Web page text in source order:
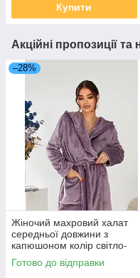
Купити
Акційні пропозиції та
–28%
Жіночий махровий халат
середньої довжини з
капюшоном колір світло-
бузковий (фреза) М розмір
46
Готово до відправки